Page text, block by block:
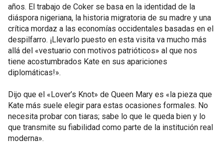
años. El trabajo de Coker se basa en la identidad de la
diáspora nigeriana, la historia migratoria de su madre y una
crítica mordaz a las economías occidentales basadas en el
despilfarro. ¡Llevarlo puesto en esta visita va mucho más
allá del «vestuario con motivos patrióticos» al que nos
tiene acostumbrados Kate en sus apariciones
diplomáticas!».
Dijo que el «Lover’s Knot» de Queen Mary es «la pieza que
Kate más suele elegir para estas ocasiones formales. No
necesita probar con tiaras; sabe lo que le queda bien y lo
que transmite su fiabilidad como parte de la institución real
moderna».